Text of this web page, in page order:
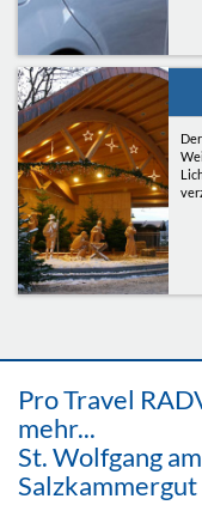
Pro Travel
mehr...
St. Wolfgang